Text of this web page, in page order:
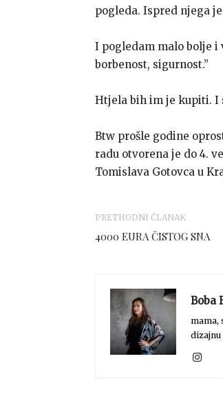
pogleda. Ispred njega
I pogledam malo bolje i
borbenost, sigurnost.”
Htjela bih im je kupiti. I
Btw prošle godine
radu otvorena je do 4.
Tomislava Gotovca u
PRETHODNI ČLANAK
4000 EURA ČISTOG SNA
Boba
mama,
dizajnu